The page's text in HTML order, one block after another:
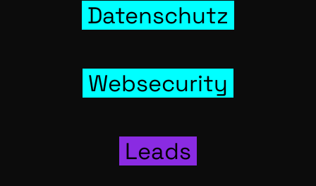
Daten­schutz
Web­se­cu­ri­ty
Leads